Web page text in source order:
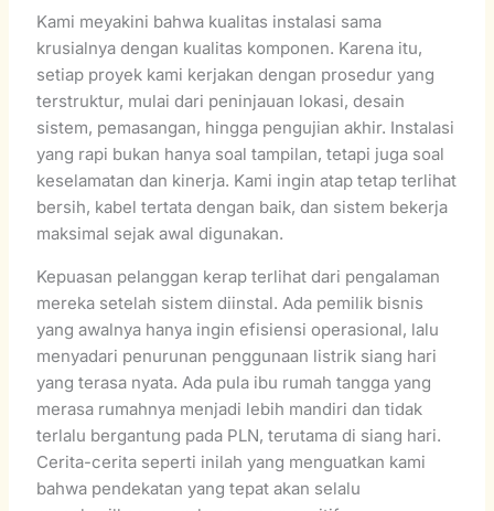
Kami meyakini bahwa kualitas instalasi sama
krusialnya dengan kualitas komponen. Karena itu,
setiap proyek kami kerjakan dengan prosedur yang
terstruktur, mulai dari peninjauan lokasi, desain
sistem, pemasangan, hingga pengujian akhir. Instalasi
yang rapi bukan hanya soal tampilan, tetapi juga soal
keselamatan dan kinerja. Kami ingin atap tetap terlihat
bersih, kabel tertata dengan baik, dan sistem bekerja
maksimal sejak awal digunakan.
Kepuasan pelanggan kerap terlihat dari pengalaman
mereka setelah sistem diinstal. Ada pemilik bisnis
yang awalnya hanya ingin efisiensi operasional, lalu
menyadari penurunan penggunaan listrik siang hari
yang terasa nyata. Ada pula ibu rumah tangga yang
merasa rumahnya menjadi lebih mandiri dan tidak
terlalu bergantung pada PLN, terutama di siang hari.
Cerita-cerita seperti inilah yang menguatkan kami
bahwa pendekatan yang tepat akan selalu